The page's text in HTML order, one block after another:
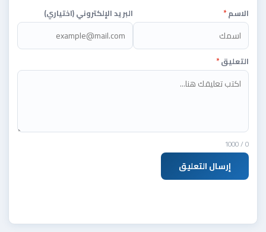
الاسم* البريد الإلكتروني (اختياري)
التعليق*
0
/ 1000
إرسال التعليق